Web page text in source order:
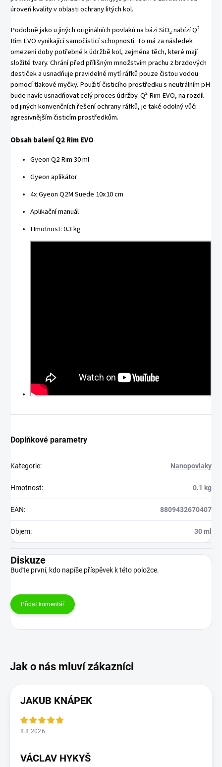
úroveň kvality v oblasti ochrany litých kol.
Podobně jako u jiných originálních povlaků na bázi SiO₂ nabízí Q²
Rim EVO vynikající samočisticí schopnosti. To má za následek
omezení doby potřebné k údržbě kol, zejména těch, které mají
složité tvary. Chrání před přílišným množstvím prachu z brzdových
destiček a usnadňuje pravidelné mytí ráfků pouze čistou vodou
pomocí tlakové myčky. Použití čisticího prostředku s neutrálním pH
bude navíc usnadňovat celý proces údržby. Q² Rim EVO, na rozdíl
od jiných konvenčních řešení ochrany ráfků, je také odolný vůči
agresivnějším čisticím prostředkům.
Obsah balení Q2 Rim EVO
Gyeon Q2 Rim 30 ml
Gyeon aplikátor
4x Gyeon Q2M Suede 10x10 cm
Aplikační manuál
Hmotnost: 0.3 kg
Doplňkové parametry
Kategorie: Nanopovlaky
Hmotnost: 0.1 kg
EAN: 8809432670407
Objem: 30 ml
Diskuze
Buďte první, kdo napíše příspěvek k této položce.
Přidat komentář
JAKUB KNÁPEK
8.8.2026
VÁCLAV HYKYŠ